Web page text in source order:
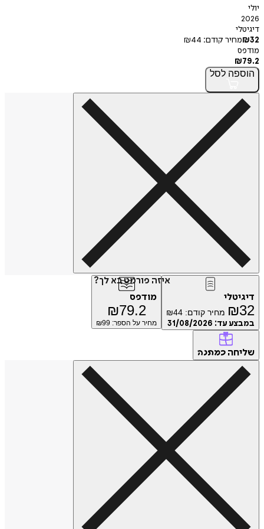
קודם:
₪44
לסל
איזה פורמט בא לך?
₪ מחיר קודם: ₪44
עד:31/08/2026
מודפס
₪79.2
מחיר על הספר: ₪99
כמתנה